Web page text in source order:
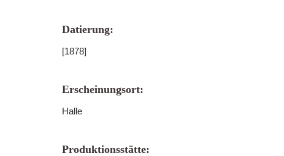
Datierung:
[1878]
Erscheinungsort:
Halle
Produktionsstätte: